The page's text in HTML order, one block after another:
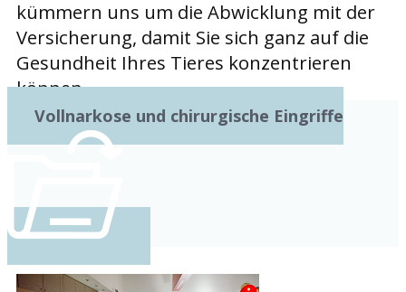
kümmern uns um die Abwicklung mit der
Versicherung, damit Sie sich ganz auf die
Gesundheit Ihres Tieres konzentrieren
können.
Vollnarkose und chirurgische Eingriffe